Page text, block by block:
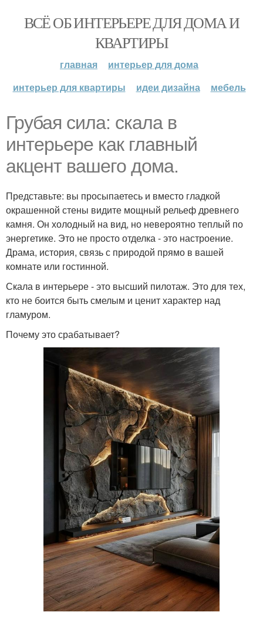
ВСЁ ОБ ИНТЕРЬЕРЕ ДЛЯ ДОМА И
КВАРТИРЫ
главная
интерьер для дома
интерьер для квартиры
идеи дизайна мебель
Грубая сила: скала в
интерьере как главный
акцент вашего дома.
Представьте: вы просыпаетесь и вместо гладкой
окрашенной стены видите мощный рельеф древнего
камня. Он холодный на вид, но невероятно теплый по
энергетике. Это не просто отделка - это настроение.
Драма, история, связь с природой прямо в вашей
комнате или гостинной.
Скала в интерьере - это высший пилотаж. Это для тех,
кто не боится быть смелым и ценит характер над
гламуром.
Почему это срабатывает?